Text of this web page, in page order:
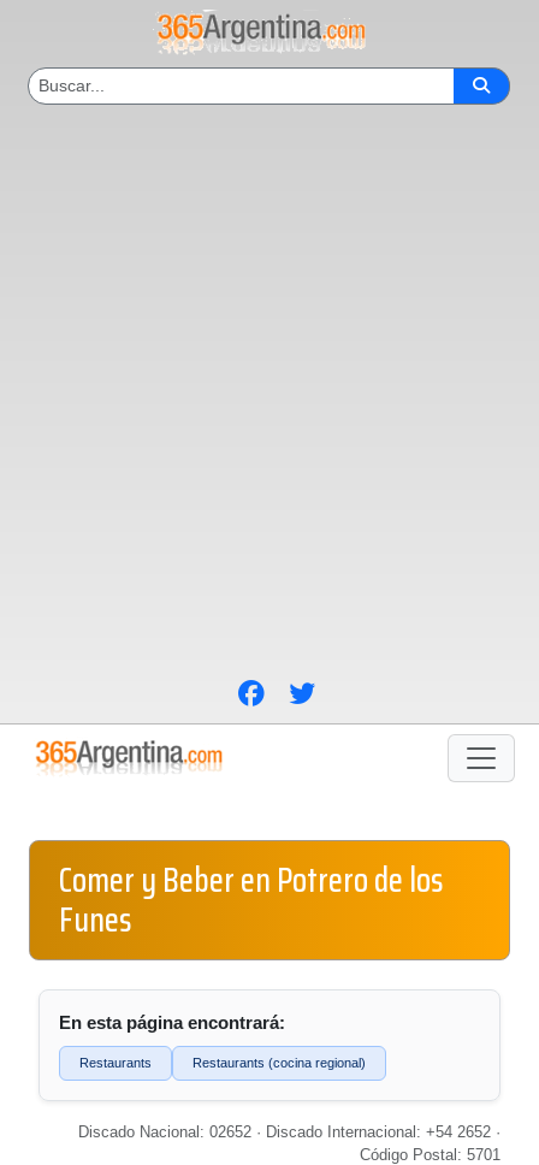
Comer y Beber en Potrero de los
Funes
En esta página encontrará:
Restaurants Restaurants (cocina regional)
Discado Nacional: 02652 · Discado Internacional: +54 2652 ·
Código Postal: 5701